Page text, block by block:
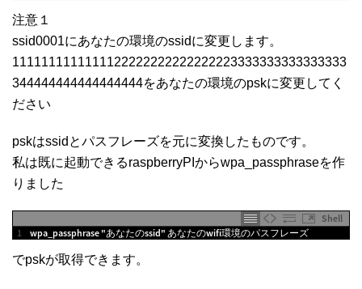
注意１
ssid0001にあなたの環境のssidに変更します。
1111111111111122222222222222223333333333333333
344444444444444444をあなたの環境のpskに変更してく
ださい
pskはssidとパスフレーズを元に変換したものです。
私は既に起動できるraspberryPIからwpa_passphraseを作
りました
Shell
1
wpa passphrase "あなたのssid" あなたのwifi環境のパスフレーズ
でpskが取得できます。